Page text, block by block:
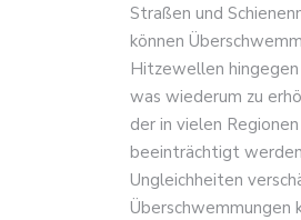
Straßen und
können
Hitzewellen hingegen
was wiederum zu
der in vielen
beeinträchtigt
Ungleichheiten
Überschwemmungen